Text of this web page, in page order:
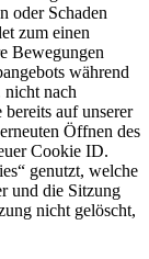
oder Schaden
zum einen
Bewegungen
während
nicht nach
auf unserer
Öffnen des
Cookie ID.
genutzt, welche
und die Sitzung
nicht gelöscht,